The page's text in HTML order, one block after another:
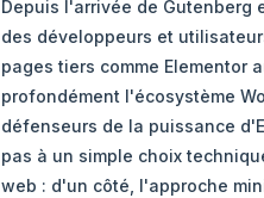
Depuis l'arrivée de Gutenberg
des développeurs et
pages tiers comme Elementor
profondément l'écosystème
défenseurs de la puissance
pas à un simple choix
web : d'un côté, l'approche